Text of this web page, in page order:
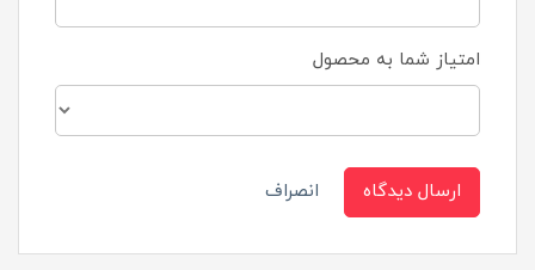
امتیاز شما به محصول
ارسال دیدگاه انصراف